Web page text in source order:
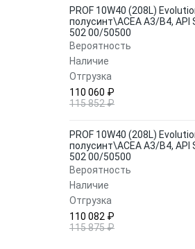
PROF 10W40 (208L)
полусинт\ACEA A3/B4, API
502 00/50500
Вероятность
Наличие
Отгрузка
110 060 ₽
115 852 ₽
PROF 10W40 (208L)
полусинт\ACEA A3/B4, API
502 00/50500
Вероятность
Наличие
Отгрузка
110 082 ₽
115 875 ₽